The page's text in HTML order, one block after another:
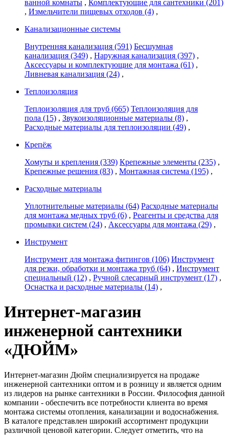
ванной комнаты , Комплектующие для сантехники (201)
, Измельчители пищевых отходов (4) ,
Канализационные системы
Внутренняя канализация (591) Бесшумная
канализация (349) , Наружная канализация (397) ,
Аксессуары и комплектующие для монтажа (61) ,
Ливневая канализация (24) ,
Теплоизоляция
Теплоизоляция для труб (665) Теплоизоляция для
пола (15) , Звукоизоляционные материалы (8) ,
Расходные материалы для теплоизоляции (49) ,
Крепёж
Хомуты и крепления (339) Крепежные элементы (235) ,
Крепежные решения (83) , Монтажная система (195) ,
Расходные материалы
Уплотнительные материалы (64) Расходные материалы
для монтажа медных труб (6) , Реагенты и средства для
промывки систем (24) , Аксессуары для монтажа (29) ,
Инструмент
Инструмент для монтажа фитингов (106) Инструмент
для резки, обработки и монтажа труб (64) , Инструмент
специальный (12) , Ручной слесарный инструмент (17) ,
Оснастка и расходные материалы (14) ,
Интернет-магазин
инженерной сантехники
«ДЮЙМ»
Интернет-магазин Дюйм специализируется на продаже
инженерной сантехники оптом и в розницу и является одним
из лидеров на рынке сантехники в России. Философия данной
компании - обеспечить все потребности клиента во время
монтажа системы отопления, канализации и водоснабжения.
В каталоге представлен широкий ассортимент продукции
различной ценовой категории. Следует отметить, что на